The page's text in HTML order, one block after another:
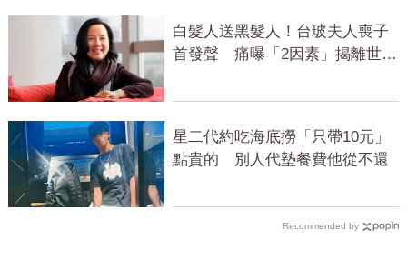
白髮人送黑髮人！台玻夫人喪子
首發聲 痛曝「2因素」揭離世真
星二代約吃海底撈「只帶10元」
點貴的 別人代墊餐費他從不還
Recommended by